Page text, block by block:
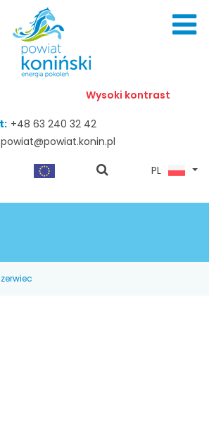
Wysoki kontrast
t: +48 63 240 32 42
powiat@powiat.konin.pl
pokaż
PL